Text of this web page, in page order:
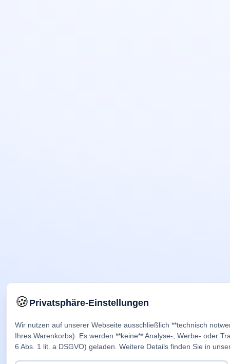
🍪Privatsphäre-Einstellungen
Wir nutzen auf unserer Webseite ausschließlich **technisch
Ihres Warenkorbs). Es werden **keine** Analyse-, Werbe- oder
6 Abs. 1 lit. a DSGVO) geladen. Weitere Details finden Sie in